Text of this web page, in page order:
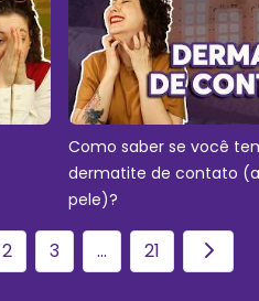
Como saber se você
dermatite de contato
pele)?
2 3 ... 21